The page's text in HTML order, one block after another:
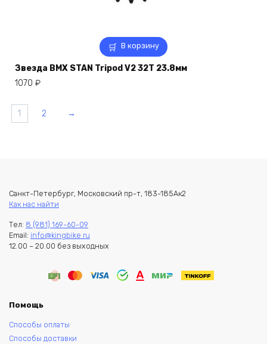
В корзину
Звезда BMX STAN Tripod V2 32Т 23.8мм
1070 ₽
1 2 →
Санкт-Петербург, Московский пр-т, 183-185Ак2
Как нас найти
Тел: 8 (981) 169-60-09
Email: info@kingbike.ru
12.00 – 20.00 без выходных
Помощь
Способы оплаты
Способы доставки